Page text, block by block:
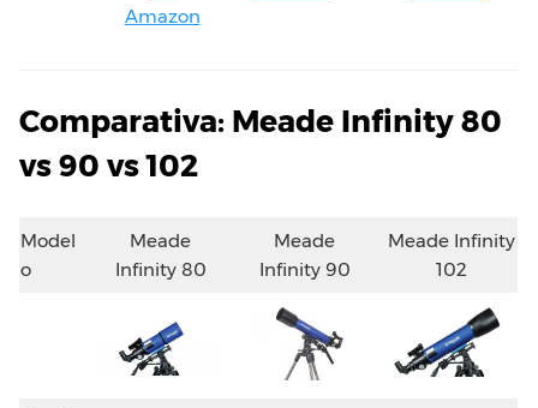
Amazon
Comparativa: Meade Infinity 80
vs 90 vs 102
Model
o
Meade
Infinity 80
Meade
Infinity 90
Meade Infinity
102